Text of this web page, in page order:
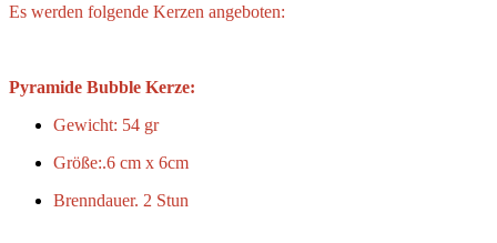
Es werden folgende Kerzen angeboten:
Pyramide Bubble Kerze:
Gewicht: 54 gr
Größe:.6 cm x 6cm
Brenndauer. 2 Stun